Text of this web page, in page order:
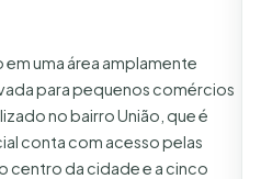
uma área amplamente
para pequenos comércios
no bairro União, que é
conta com acesso pelas
centro da cidade e a cinco